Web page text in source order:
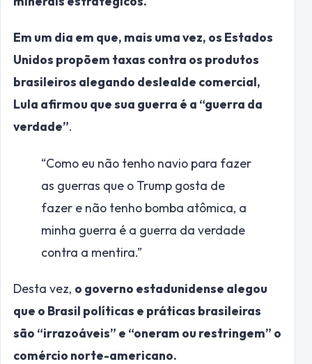
Em um dia em que, mais uma vez, os Estados
Unidos propõem taxas contra os produtos
brasileiros alegando deslealde comercial,
Lula afirmou que sua guerra é a “guerra da
verdade”.
“Como eu não tenho navio para fazer
as guerras que o Trump gosta de
fazer e não tenho bomba atômica, a
minha guerra é a guerra da verdade
contra a mentira.”
Desta vez, o governo estadunidense alegou
que o Brasil políticas e práticas brasileiras
são “irrazoáveis” e “oneram ou restringem” o
comércio norte-americano.